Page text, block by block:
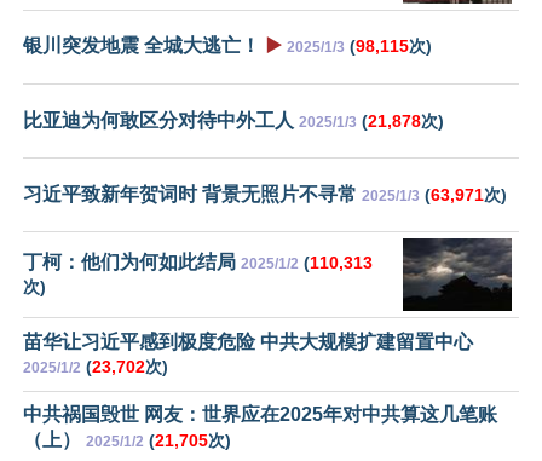
银川突发地震 全城大逃亡！ ▶️ 2025/1/3 (98,115次)
比亚迪为何敢区分对待中外工人 2025/1/3 (21,878次)
习近平致新年贺词时 背景无照片不寻常 2025/1/3 (63,971次)
丁柯：他们为何如此结局 2025/1/2 (110,313
次)
苗华让习近平感到极度危险 中共大规模扩建留置中心
2025/1/2 (23,702次)
中共祸国毁世 网友：世界应在2025年对中共算这几笔账
（上）
2025/1/2 (21,705次)